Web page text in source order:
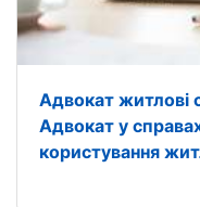
Адвокат житлові
Адвокат у
користування